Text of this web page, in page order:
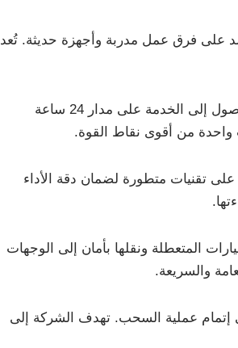
فرق عمل مدربة وأجهزة حديثة. تُعد
يضمن ونش المرقاب سرعة في الاستجابة للمكالمات الطارئة. يمكن الوصول إلى الخدمة على مدار 24 ساعة
واحدة من أقوى نقاط القوة.
على تقنيات متطورة لضمان دقة الأداء
المتعطلة ونقلها بأمان إلى الوجهات
والسريعة.
إتمام عملية السحب. تهدف الشركة إلى